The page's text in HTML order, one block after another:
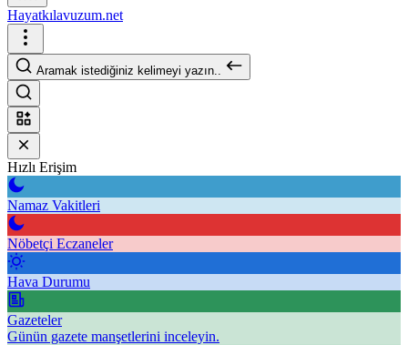
Hayatkılavuzum.net
Aramak istediğiniz kelimeyi yazın..
Hızlı Erişim
Namaz Vakitleri
Nöbetçi Eczaneler
Hava Durumu
Gazeteler
Günün gazete manşetlerini inceleyin.